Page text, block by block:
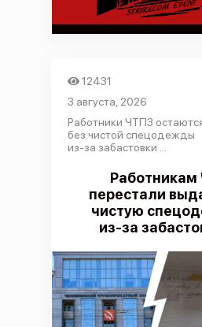
12431
3 августа, 2026
Работники ЧТПЗ
без чистой спецодежды
из-за забастовки ...
перестали
чистую
из-за